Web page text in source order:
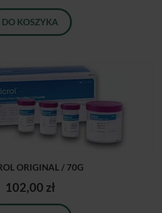
DO KOSZYKA
ORIGINAL / 70G
102,00 zł